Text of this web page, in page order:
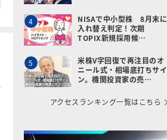
4
NISAで中小型株 8月末に
入れ替え判定！次期
TOPIX新規採用候…
5
米株V字回復で再注目のオ
ニール式・相場底打ちサイ
ン。機関投資家の売…
アクセスランキング一覧はこちら